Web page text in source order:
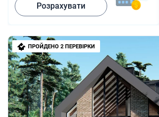
Розрахувати
ПРОЙДЕНО 2 ПЕРЕВІРКИ